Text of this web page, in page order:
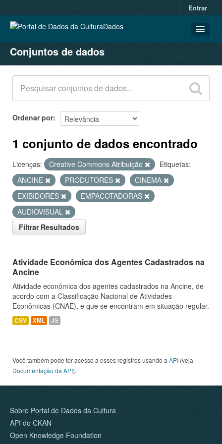
Entrar
CONJUNTOS DE DADOS
ORGANIZAÇÕES
GRUPOS
SOBRE
Conjuntos de dados
Ordenar por
1 conjunto de dados encontrado
Licenças: Creative Commons Atribuição
Etiquetas:
ANCINE
PRODUTORES
CINEMA
EXIBIDORES
EMPACOTADORAS
AUDIOVISUAL
Filtrar Resultados
Atividade Econômica dos Agentes Cadastrados na
Ancine
Atividade econômica dos agentes cadastrados na Ancine, de
acordo com a Classificação Nacional de Atividades
Econômicas (CNAE), e que se encontram em situação regular.
CSV XML JS
Você também pode ter acesso a esses registros usando a API (veja
Documentação da API).
Sobre Portal de Dados da Cultura
API do CKAN
Open Knowledge Foundation